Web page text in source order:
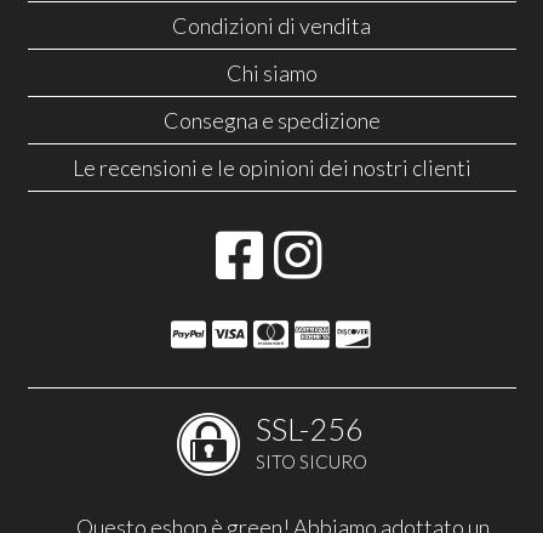
Condizioni di vendita
Chi siamo
Consegna e spedizione
Le recensioni e le opinioni dei nostri clienti
SSL-256
SITO SICURO
Questo eshop è green! Abbiamo adottato un